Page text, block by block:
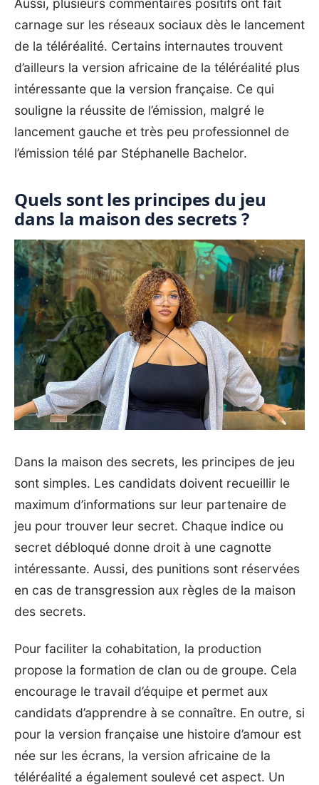
carnage sur les réseaux sociaux dès le lancement
de la téléréalité. Certains internautes trouvent
d’ailleurs la version africaine de la téléréalité plus
intéressante que la version française. Ce qui
souligne la réussite de l’émission, malgré le
lancement gauche et très peu professionnel de
l’émission télé par Stéphanelle Bachelor.
Quels sont les principes du jeu
dans la maison des secrets ?
Dans la maison des secrets, les principes de jeu
sont simples. Les candidats doivent recueillir le
maximum d’informations sur leur partenaire de
jeu pour trouver leur secret. Chaque indice ou
secret débloqué donne droit à une cagnotte
intéressante. Aussi, des punitions sont réservées
en cas de transgression aux règles de la maison
des secrets.
Pour faciliter la cohabitation, la production
propose la formation de clan ou de groupe. Cela
encourage le travail d’équipe et permet aux
candidats d’apprendre à se connaître. En outre, si
pour la version française une histoire d’amour est
née sur les écrans, la version africaine de la
téléréalité a également soulevé cet aspect. Un